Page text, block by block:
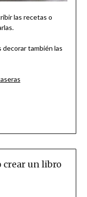
las recetas o
decorar también las
crear un libro